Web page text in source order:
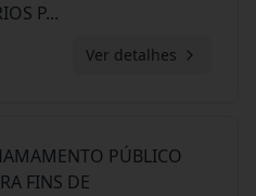
P...
Ver detalhes
PÚBLICO
FINS DE